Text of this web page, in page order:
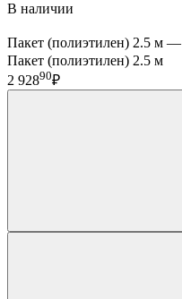
В наличии
Пакет (полиэтилен) 2.5 м —
Пакет (полиэтилен) 2.5 м
2 92890₽